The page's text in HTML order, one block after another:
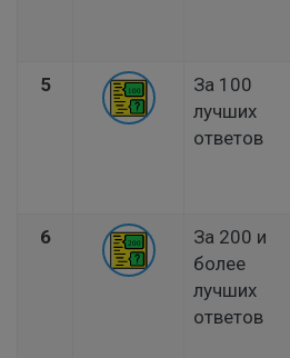
5
За 100
лучших
ответов
6
За 200 и
более
лучших
ответов